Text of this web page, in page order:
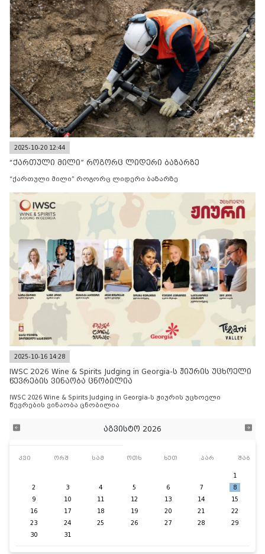
2025-10-20 12:44
“ქართული მილი” როგორც ლიდერი ბაზარზე
“ქართული მილი” როგორც ლიდერი ბაზარზე
2025-10-16 14:28
IWSC 2026 Wine & Spirits Judging in Georgia-ს ჟიურის უცხოელი
წევრების ვინაობა ცნობილია
IWSC 2026 Wine & Spirits Judging in Georgia-ს ჟიურის უცხოელი
წევრების ვინაობა ცნობილია
აგვისტო 2026
კვი ორშ სამ ოთხ ხუთ პარ შაბ
1
2
3 4 5 6 7
8
9
10 11 12 13 14
15
16
17 18 19 20 21
22
23
24 25 26 27 28
29
30
31